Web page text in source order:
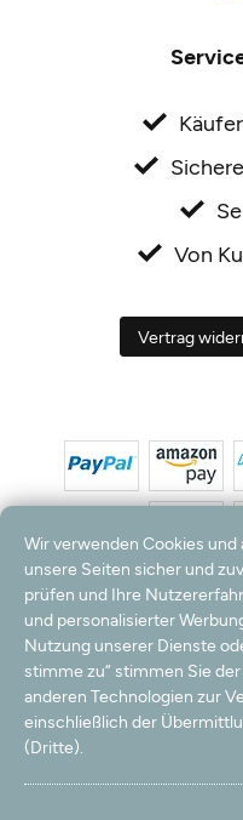
Von
Vertrag
*Alle Preise inkl. MwSt. und zzgl.
nur innerhalb
Hinweis:Wir nutzen Ihre E-Mail
werden können. Ihre
© 2003 - 2026 Teppichversand24
Wir verwenden Cookies
unsere Seiten sicher und
prüfen und Ihre
und personalisierter
Nutzung unserer Dienste
stimme zu“ stimmen Sie
anderen Technologien zur
einschließlich der
(Dritte).